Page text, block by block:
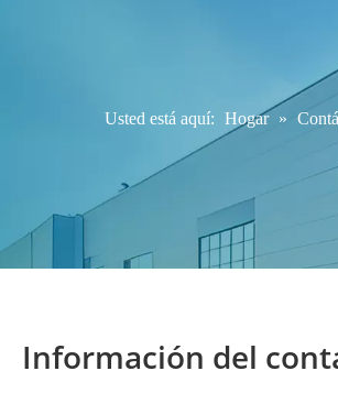
Usted está aquí: Hogar »
Información del